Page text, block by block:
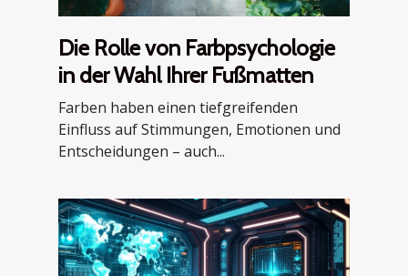
Die Rolle von Farbpsychologie
in der Wahl Ihrer Fußmatten
Farben haben einen tiefgreifenden
Einfluss auf Stimmungen, Emotionen und
Entscheidungen – auch...